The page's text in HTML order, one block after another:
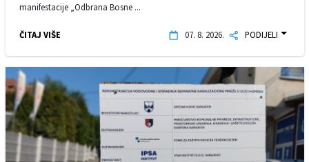
manifestacije „Odbrana Bosne ...
ČITAJ VIŠE 07. 8. 2026. PODIJELI